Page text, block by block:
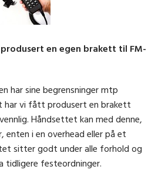
en egen brakett til FM-
har sine begrensninger mtp
har vi fått produsert en brakett
Håndsettet kan med denne,
enten i en overhead eller på et
sitter godt under alle forhold og
festeordninger.